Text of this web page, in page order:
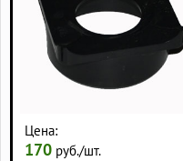
Цена:
170 руб./шт.